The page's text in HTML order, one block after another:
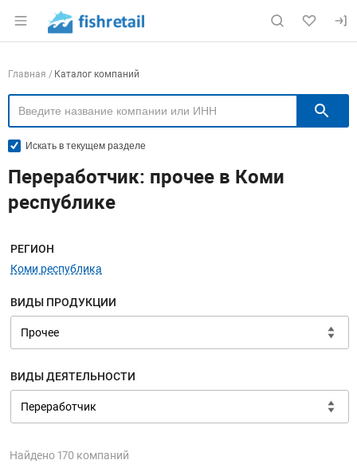
Раздел навигации по сайту fishretail.ru
Навигация по компаниям
Главная Каталог компаний
Искать в текущем разделе
Переработчик: прочее в Коми
республике
Меню навигации
РЕГИОН
Коми республика
ВИДЫ ПРОДУКЦИИ
ВИДЫ ДЕЯТЕЛЬНОСТИ
Найдено 170 компаний